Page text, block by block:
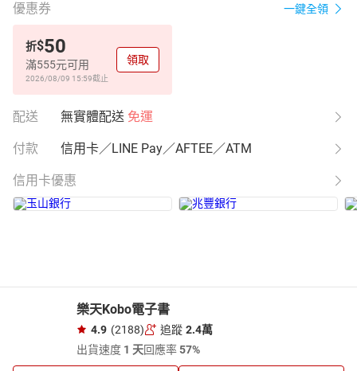
優惠券 一鍵全領
折$50
滿555元可用
2026/08/09 15:59截止
領取
配送 無實體配送 免運
付款 信用卡／LINE Pay／AFTEE／ATM
信用卡優惠
樂天Kobo電子書
4.9 (2188) 追蹤 2.4萬
出貨速度 1 天回應率57%